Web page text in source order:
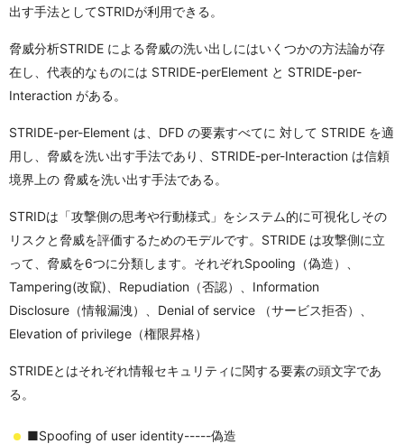
出す手法としてSTRIDが利用できる。
脅威分析STRIDE による脅威の洗い出しにはいくつかの方法論が存
在し、代表的なものには STRIDE-perElement と STRIDE-per-
Interaction がある。
STRIDE-per-Element は、DFD の要素すべてに 対して STRIDE を適
用し、脅威を洗い出す手法であり、STRIDE-per-Interaction は信頼
境界上の 脅威を洗い出す手法である。
STRIDは「攻撃側の思考や行動様式」をシステム的に可視化しその
リスクと脅威を評価するためのモデルです。STRIDE は攻撃側に立
って、脅威を6つに分類します。それぞれSpooling（偽造）、
Tampering(改竄)、Repudiation（否認）、Information
Disclosure（情報漏洩）、Denial of service （サービス拒否）、
Elevation of privilege（権限昇格）
STRIDEとはそれぞれ情報セキュリティに関する要素の頭文字であ
る。
■Spoofing of user identity-----偽造